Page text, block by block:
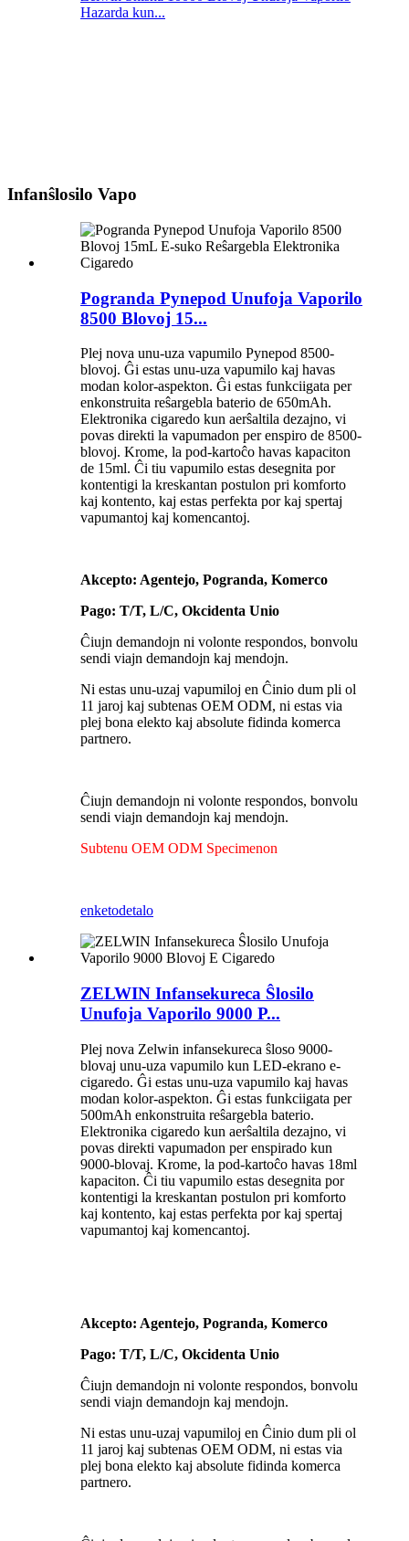
Hazarda kun...
Infanŝlosilo Vapo
Pogranda Pynepod Unufoja Vaporilo
8500 Blovoj 15...
Plej nova unu-uza vapumilo Pynepod 8500-
blovoj. Ĝi estas unu-uza vapumilo kaj havas
modan kolor-aspekton. Ĝi estas funkciigata per
enkonstruita reŝargebla baterio de 650mAh.
Elektronika cigaredo kun aerŝaltila dezajno, vi
povas direkti la vapumadon per enspiro de 8500-
blovoj. Krome, la pod-kartoĉo havas kapaciton
de 15ml. Ĉi tiu vapumilo estas desegnita por
kontentigi la kreskantan postulon pri komforto
kaj kontento, kaj estas perfekta por kaj spertaj
vapumantoj kaj komencantoj.
Akcepto: Agentejo, Pogranda, Komerco
Pago: T/T, L/C, Okcidenta Unio
Ĉiujn demandojn ni volonte respondos, bonvolu
sendi viajn demandojn kaj mendojn.
Ni estas unu-uzaj vapumiloj en Ĉinio dum pli ol
11 jaroj kaj subtenas OEM ODM, ni estas via
plej bona elekto kaj absolute fidinda komerca
partnero.
Ĉiujn demandojn ni volonte respondos, bonvolu
sendi viajn demandojn kaj mendojn.
Subtenu OEM ODM Specimenon
enketodetalo
ZELWIN Infansekureca Ŝlosilo
Unufoja Vaporilo 9000 P...
Plej nova Zelwin infansekureca ŝloso 9000-
blovaj unu-uza vapumilo kun LED-ekrano e-
cigaredo. Ĝi estas unu-uza vapumilo kaj havas
modan kolor-aspekton. Ĝi estas funkciigata per
500mAh enkonstruita reŝargebla baterio.
Elektronika cigaredo kun aerŝaltila dezajno, vi
povas direkti vapumadon per enspirado kun
9000-blovaj. Krome, la pod-kartoĉo havas 18ml
kapaciton. Ĉi tiu vapumilo estas desegnita por
kontentigi la kreskantan postulon pri komforto
kaj kontento, kaj estas perfekta por kaj spertaj
vapumantoj kaj komencantoj.
Akcepto: Agentejo, Pogranda, Komerco
Pago: T/T, L/C, Okcidenta Unio
Ĉiujn demandojn ni volonte respondos, bonvolu
sendi viajn demandojn kaj mendojn.
Ni estas unu-uzaj vapumiloj en Ĉinio dum pli ol
11 jaroj kaj subtenas OEM ODM, ni estas via
plej bona elekto kaj absolute fidinda komerca
partnero.